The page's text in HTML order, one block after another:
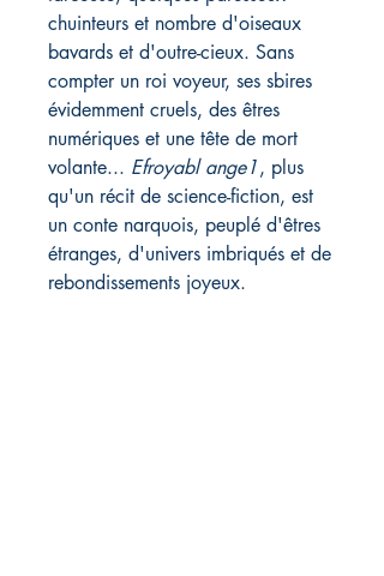
chuinteurs et nombre d'oiseaux
bavards et d'outre-cieux. Sans
compter un roi voyeur, ses sbires
évidemment cruels, des êtres
numériques et une tête de mort
volante... Efroyabl ange1, plus
qu'un récit de science-fiction, est
un conte narquois, peuplé d'êtres
étranges, d'univers imbriqués et de
rebondissements joyeux.